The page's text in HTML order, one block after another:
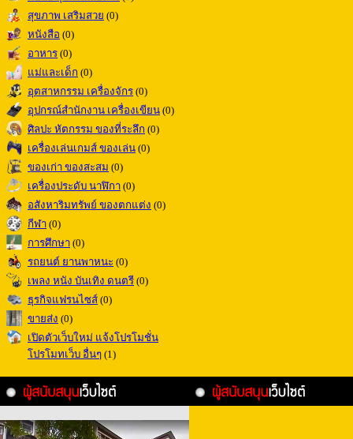
สุขภาพ เสริมสวย (0)
หนังสือ (0)
อาหาร (0)
แม่และเด็ก (0)
อุตสาหกรรม เครื่องจักร (0)
อุปกรณ์สำนักงาน เครื่องเขียน (0)
ศิลปะ หัตกรรม ของที่ระลึก (0)
เครื่องเล่นเกมส์ ของเล่น (0)
ของเก่า ของสะสม (0)
เครื่องประดับ นาฬิกา (0)
อสังหาริมทรัพย์ ของตกแต่ง (0)
กีฬา (0)
การศึกษา (0)
รถยนต์ ยานพาหนะ (0)
เพลง หนัง บันเทิง ดนตรี (0)
ธุรกิจแฟรนไซส์ (0)
ขายส่ง (0)
เปิดตัวเว็บใหม่ แจ้งโปรโมชั่น
โปรโมทเว็บ อื่นๆ (1)